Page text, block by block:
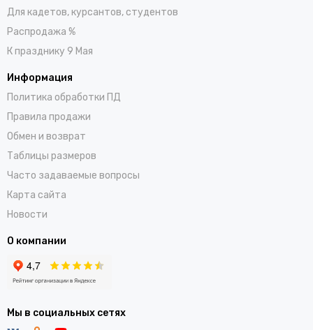
Для кадетов, курсантов, студентов
Распродажа %
К празднику 9 Мая
Информация
Политика обработки ПД
Правила продажи
Обмен и возврат
Таблицы размеров
Часто задаваемые вопросы
Карта сайта
Новости
О компании
Мы в социальных сетях